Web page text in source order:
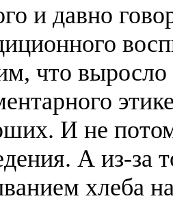
и давно
что выросло
И не
А из-за
хлеба